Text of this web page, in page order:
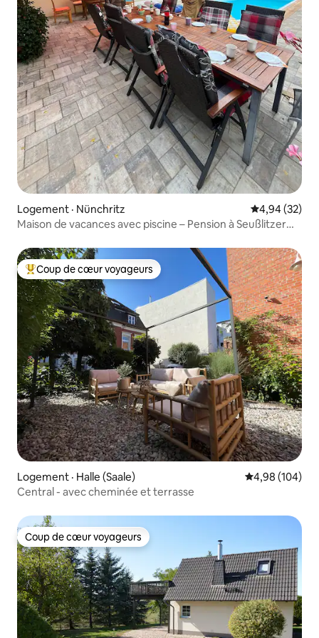
Logement · Nünchritz Note
4,94 (32)
Maison de vacances avec piscine – Pension à Seußlitzer
Coup de cœur voyageurs parmi les plus aimés
Coup de cœur voyageurs
Logement · Halle (Saale) Note
4,98 (104)
Central - avec cheminée et terrasse
Coup de cœur voyageurs
Coup de cœur voyageurs